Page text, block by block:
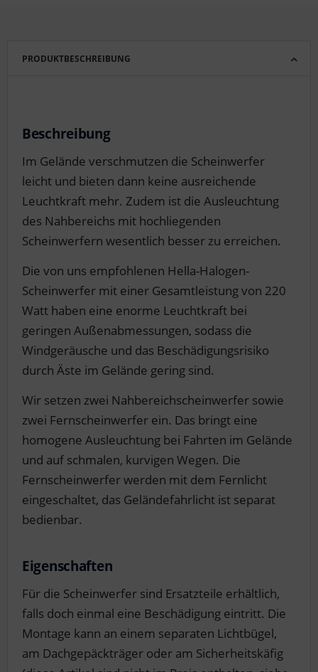
PRODUKTBESCHREIBUNG
Beschreibung
Im Gelände verschmutzen die Scheinwerfer
leicht und bieten dann keine ausreichende
Leuchtkraft mehr. Zudem ist die Ausleuchtung
des Nahbereichs mit hochliegenden
Scheinwerfern wesentlich besser zu erreichen.
Die von uns empfohlenen Hella-Halogen-
Scheinwerfer mit einer Gesamtleistung von 220
Watt haben eine enorme Leuchtkraft bei
geringen Außenabmessungen, sodass die
Windgeräusche und das Beschädigungsrisiko
durch Äste im Gelände gering sind.
Wir setzen zwei Nahbereichscheinwerfer sowie
zwei Fernscheinwerfer ein. Das bringt eine
homogene Ausleuchtung bei Fahrten im Gelände
und auf schmalen, kurvigen Wegen. Die
Fernscheinwerfer werden mit dem Fernlicht
eingeschaltet, das Geländefahrlicht ist separat
bedienbar.
Eigenschaften
Für die Scheinwerfer sind Ersatzteile erhältlich,
falls doch einmal eine Beschädigung eintritt. Die
Montage kann an einem separaten Lichtbügel,
am Dachgepäckträger oder am Sicherheitskäfig